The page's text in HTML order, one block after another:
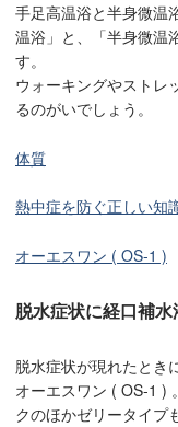
手足高温浴と半身微温
温浴」と、「半身微温
す。
ウォーキングやストレ
るのがいでしょう。
体質
熱中症を防ぐ正しい知
オーエスワン ( OS-1 )
脱水症状に経口補
脱水症状が現れたとき
オーエスワン ( OS-1 )
クのほかゼリータイプ